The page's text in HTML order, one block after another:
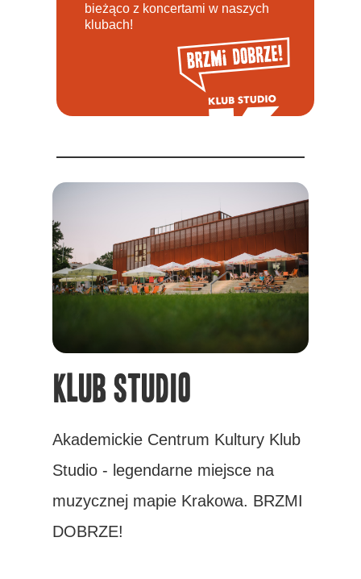
bieżąco z koncertami w naszych
klubach!
KLUB STUDIO
Akademickie Centrum Kultury Klub
Studio - legendarne miejsce na
muzycznej mapie Krakowa. BRZMI
DOBRZE!